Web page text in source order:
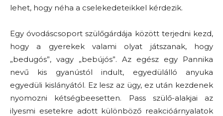
lehet, hogy néha a cselekedeteikkel kérdezik.
Egy óvodáscsoport szülőgárdája között terjedni kezd,
hogy a gyerekek valami olyat játszanak, hogy
„bedugós”, vagy „bebújós”. Az egész egy Pannika
nevű kis gyanústól indult, egyedülálló anyuka
egyedüli kislányától. Ez lesz az ügy, ez után kezdenek
nyomozni kétségbeesetten. Pass szülő-alakjai az
ilyesmi esetekre adott különböző reakcióárnyalatok